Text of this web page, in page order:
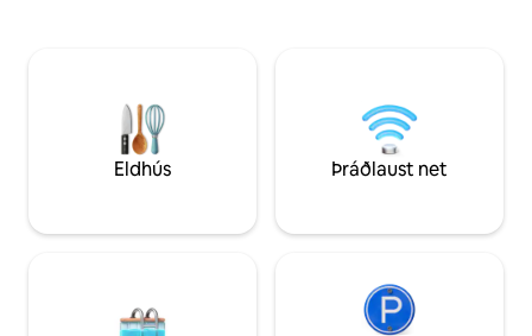
veitingastaðir. Mælt er með bíl, jeppi er
betri þar sem vegurinn er sums staðar
frekar ójafn. Bílastæði eru ókeypis.
örbylgjuofni,
Eldhús Þráðlaust net